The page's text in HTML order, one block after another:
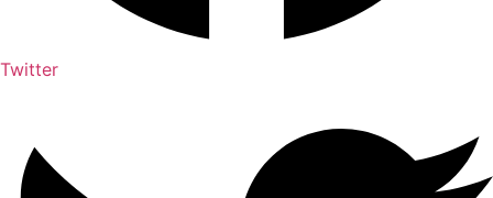
Twitter